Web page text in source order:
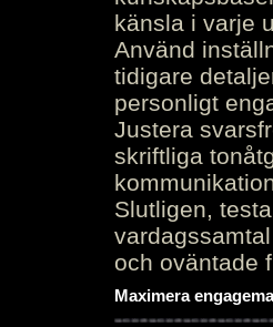
känsla i varje
Använd
tidigare
personligt
Justera
skriftliga
Slutligen,
och oväntade
Maximera